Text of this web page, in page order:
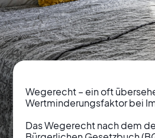
Wegerecht – ein oft
Wertminderungsfaktor bei
Das Wegerecht nach dem